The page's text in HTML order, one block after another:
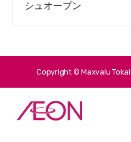
シュオープン
Copyright © Maxvalu Tokai